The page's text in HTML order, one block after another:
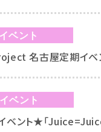
イベント
名古屋定期イベン
イベント
ベント★「